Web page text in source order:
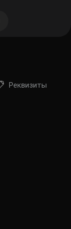
Реквизиты